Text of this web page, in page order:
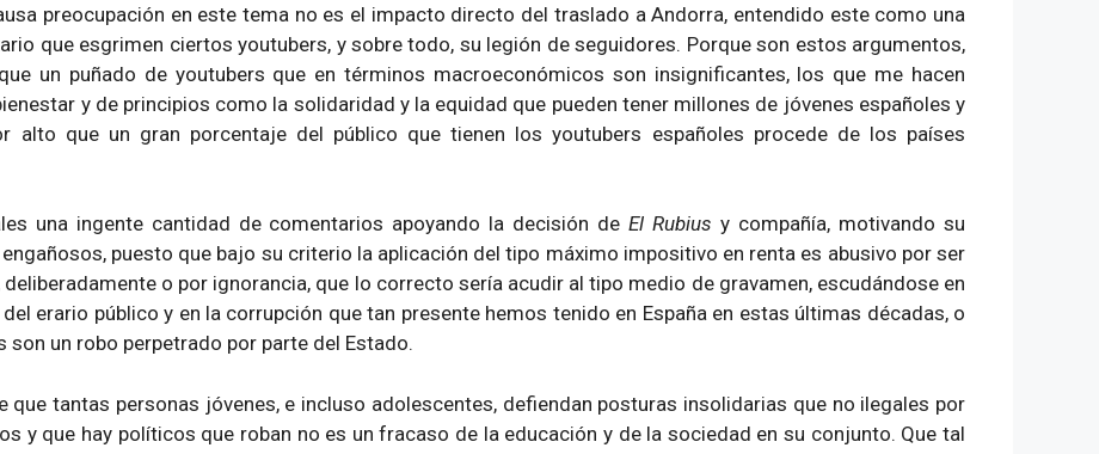
preocupación en este tema no es el impacto directo del traslado a Andorra, entendido este como una
que esgrimen ciertos youtubers, y sobre todo, su legión de seguidores. Porque son estos argumentos,
un puñado de youtubers que en términos macroeconómicos son insignificantes, los que me hacen
y de principios como la solidaridad y la equidad que pueden tener millones de jóvenes españoles y
alto que un gran porcentaje del público que tienen los youtubers españoles procede de los países
una ingente cantidad de comentarios apoyando la decisión deEl Rubiusy compañía, motivando su
puesto que bajo su criterio la aplicación del tipo máximo impositivo en renta es abusivo por ser
o por ignorancia, que lo correcto sería acudir al tipo medio de gravamen, escudándose en
erario público y en la corrupción que tan presente hemos tenido en España en estas últimas décadas, o
un robo perpetrado por parte del Estado.
que tantas personas jóvenes, e incluso adolescentes, defiendan posturas insolidarias que no ilegales por
y que hay políticos que roban no es un fracaso de la educación y de la sociedad en su conjunto. Que tal